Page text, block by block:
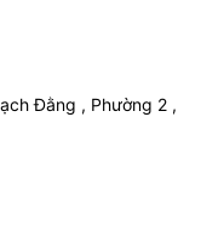
Đằng , Phường 2 ,